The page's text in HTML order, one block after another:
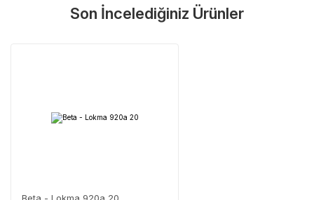
Tüm ürünlerimiz üretici firma garantisi altındadır. Size en yakın
Orijinal garanti belgeli ürünler
Yorum Yaz
Son İncelediğiniz Ürünler